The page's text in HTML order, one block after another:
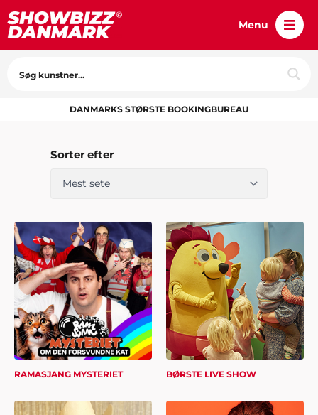
Menu
DANMARKS STØRSTE BOOKINGBUREAU
Sorter efter
RAMASJANG MYSTERIET BØRSTE LIVE SHOW